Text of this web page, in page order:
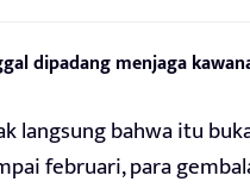
dipadang menjaga
langsung bahwa itu
februari, para